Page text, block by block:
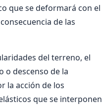
que se deformará con el
de las
del terreno, el
o descenso de la
la acción de los
que se interponen